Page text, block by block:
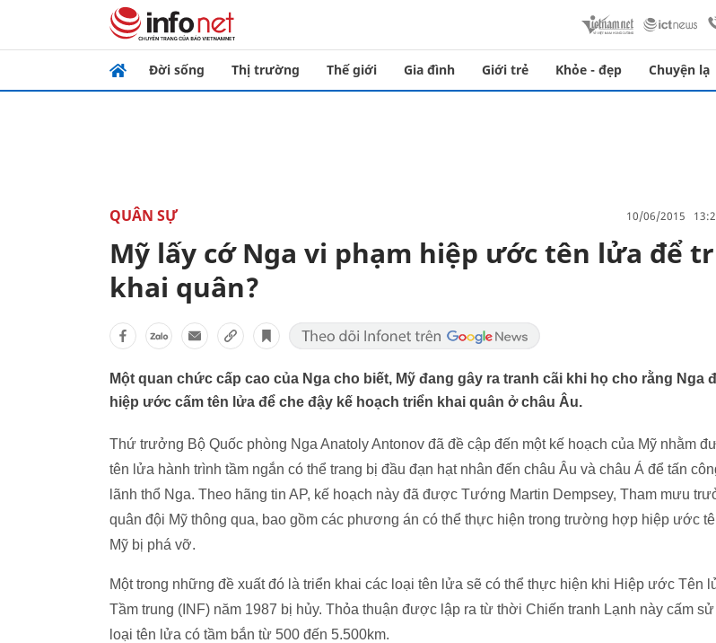
Đời sống Thị trường Thế giới Gia đình Giới trẻ Khỏe - đẹp Chuyện lạ
QUÂN SỰ 10/06/2015
Mỹ lấy cớ Nga vi phạm hiệp ước tên lửa để
khai quân?
Một quan chức cấp cao của Nga cho biết, Mỹ đang gây ra tranh cãi khi họ cho rằng Nga
hiệp ước cấm tên lửa để che đậy kế hoạch triển khai quân ở châu Âu.
Thứ trưởng Bộ Quốc phòng Nga Anatoly Antonov đã đề cập đến một kế hoạch của Mỹ nhằm
tên lửa hành trình tầm ngắn có thể trang bị đầu đạn hạt nhân đến châu Âu và châu Á để tấn
lãnh thổ Nga. Theo hãng tin AP, kế hoạch này đã được Tướng Martin Dempsey, Tham mưu
quân đội Mỹ thông qua, bao gồm các phương án có thể thực hiện trong trường hợp hiệp ước
Mỹ bị phá vỡ.
Một trong những đề xuất đó là triển khai các loại tên lửa sẽ có thể thực hiện khi Hiệp ước Tên
Tầm trung (INF) năm 1987 bị hủy. Thỏa thuận được lập ra từ thời Chiến tranh Lạnh này cấm
loại tên lửa có tầm bắn từ 500 đến 5.500km.